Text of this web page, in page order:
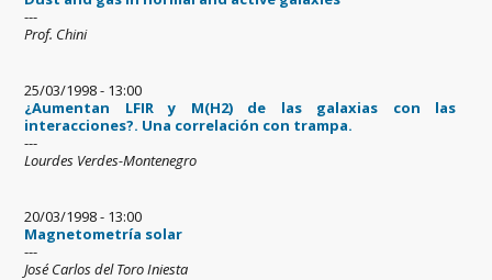
---
Prof. Chini
25/03/1998 - 13:00
¿Aumentan LFIR y M(H2) de las galaxias con las
interacciones?. Una correlación con trampa.
---
Lourdes Verdes-Montenegro
20/03/1998 - 13:00
Magnetometría solar
---
José Carlos del Toro Iniesta